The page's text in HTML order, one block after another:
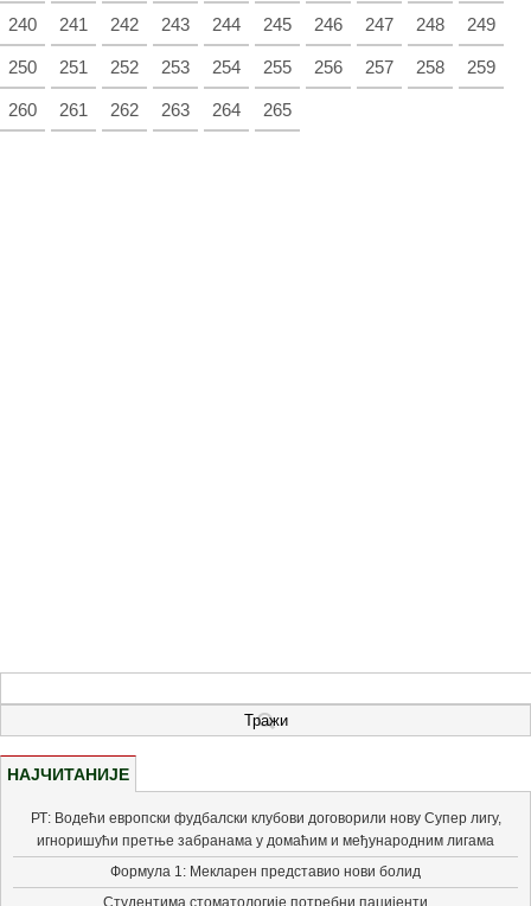
240 241 242 243 244 245 246 247 248 249
250 251 252 253 254 255 256 257 258 259
260 261 262 263 264 265
НАЈЧИТАНИЈЕ
РТ: Водећи европски фудбалски клубови договорили нову Супер лигу,
игноришући претње забранама у домаћим и међународним лигама
Формула 1: Мекларен представио нови болид
Студентима стоматологије потребни пацијенти